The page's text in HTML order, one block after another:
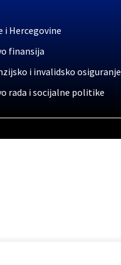
i Hercegovine
finansija
i invalidsko osiguranje
rada i socijalne politike